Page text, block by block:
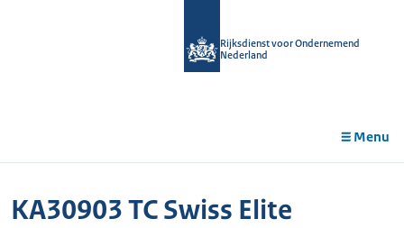
Rijksdienst voor Ondernemend
Nederland
Menu
KA30903 TC Swiss Elite